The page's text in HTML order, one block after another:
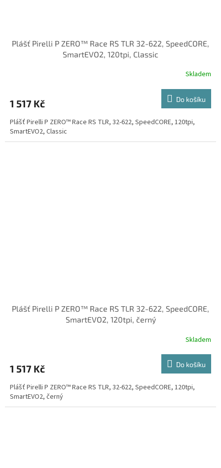
Plášť Pirelli P ZERO™ Race RS TLR 32-622, SpeedCORE,
SmartEVO2, 120tpi, Classic
Skladem
1 517 Kč Do košíku
Plášť Pirelli P ZERO™ Race RS TLR, 32-622, SpeedCORE, 120tpi,
SmartEVO2, Classic
Plášť Pirelli P ZERO™ Race RS TLR 32-622, SpeedCORE,
SmartEVO2, 120tpi, černý
Skladem
1 517 Kč Do košíku
Plášť Pirelli P ZERO™ Race RS TLR, 32-622, SpeedCORE, 120tpi,
SmartEVO2, černý